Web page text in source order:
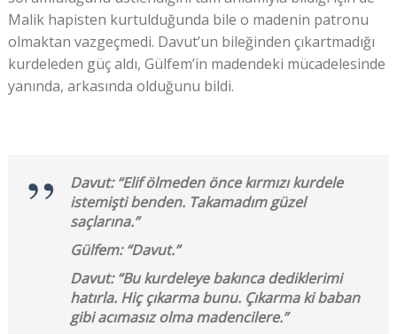
Malik hapisten kurtulduğunda bile o madenin patronu
olmaktan vazgeçmedi. Davut’un bileğinden çıkartmadığı
kurdeleden güç aldı, Gülfem’in madendeki mücadelesinde
yanında, arkasında olduğunu bildi.
Davut: “Elif ölmeden önce kırmızı kurdele
istemişti benden. Takamadım güzel
saçlarına.”
Gülfem: “Davut.”
Davut: “Bu kurdeleye bakınca dediklerimi
hatırla. Hiç çıkarma bunu. Çıkarma ki baban
gibi acımasız olma madencilere.”